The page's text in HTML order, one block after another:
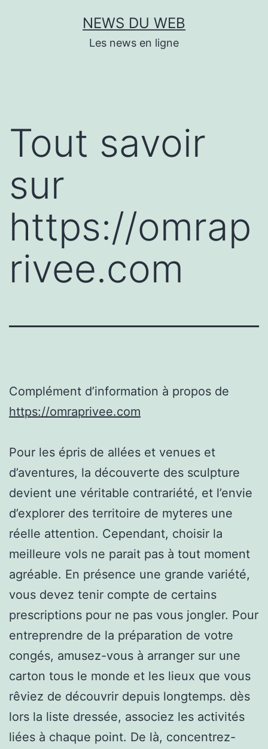
NEWS DU WEB
Les news en ligne
Tout savoir
sur
https://omrap
rivee.com
Complément d’information à propos de
https://omraprivee.com
Pour les épris de allées et venues et
d’aventures, la découverte des sculpture
devient une véritable contrariété, et l’envie
d’explorer des territoire de myteres une
réelle attention. Cependant, choisir la
meilleure vols ne parait pas à tout moment
agréable. En présence une grande variété,
vous devez tenir compte de certains
prescriptions pour ne pas vous jongler. Pour
entreprendre de la préparation de votre
congés, amusez-vous à arranger sur une
carton tous le monde et les lieux que vous
rêviez de découvrir depuis longtemps. dès
lors la liste dressée, associez les activités
liées à chaque point. De là, concentrez-